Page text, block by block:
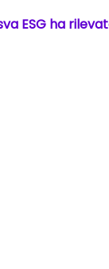
ESG ha